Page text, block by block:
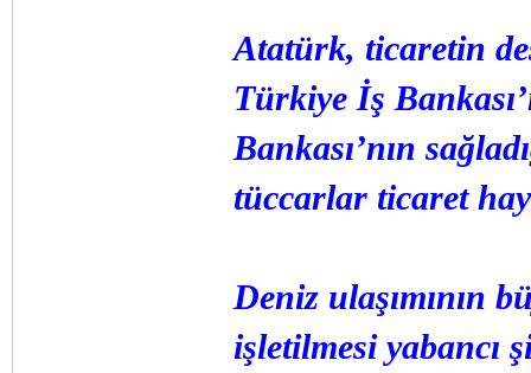
Atatürk, ticaretin
Türkiye İş
Bankası’nın
tüccarlar ticaret
Deniz ulaşımının
işletilmesi yabancı